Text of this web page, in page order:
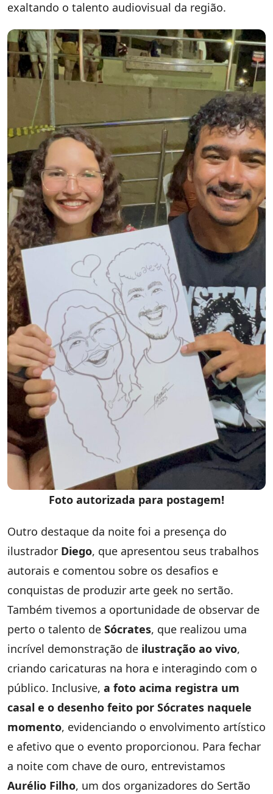
exaltando o talento audiovisual da região.
Foto autorizada para postagem!
Outro destaque da noite foi a presença do
ilustrador Diego, que apresentou seus trabalhos
autorais e comentou sobre os desafios e
conquistas de produzir arte geek no sertão.
Também tivemos a oportunidade de observar de
perto o talento de Sócrates, que realizou uma
incrível demonstração de ilustração ao vivo,
criando caricaturas na hora e interagindo com o
público. Inclusive, a foto acima registra um
casal e o desenho feito por Sócrates naquele
momento, evidenciando o envolvimento artístico
e afetivo que o evento proporcionou. Para fechar
a noite com chave de ouro, entrevistamos
Aurélio Filho, um dos organizadores do Sertão